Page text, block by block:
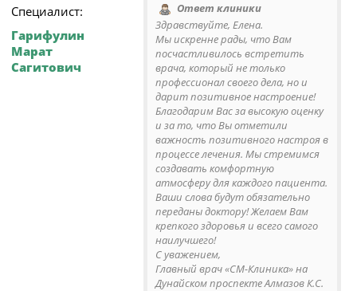
Специалист:
Гарифулин
Марат
Сагитович
Ответ клиники
Здравствуйте, Елена.
Мы искренне рады, что Вам
посчастливилось встретить
врача, который не только
профессионал своего дела, но и
дарит позитивное настроение!
Благодарим Вас за высокую оценку
и за то, что Вы отметили
важность позитивного настроя в
процессе лечения. Мы стремимся
создавать комфортную
атмосферу для каждого пациента.
Ваши слова будут обязательно
переданы доктору! Желаем Вам
крепкого здоровья и всего самого
наилучшего!
С уважением,
Главный врач «СМ-Клиника» на
Дунайском проспекте Алмазов К.С.